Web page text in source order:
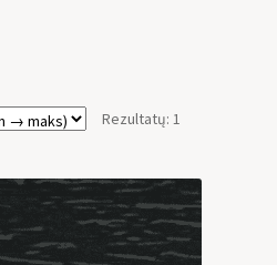
Rezultatų: 1